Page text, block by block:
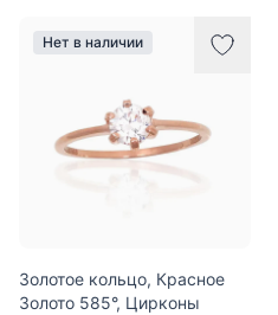
Нет в наличии
Золотое кольцо, Красное
Золото 585°, Цирконы